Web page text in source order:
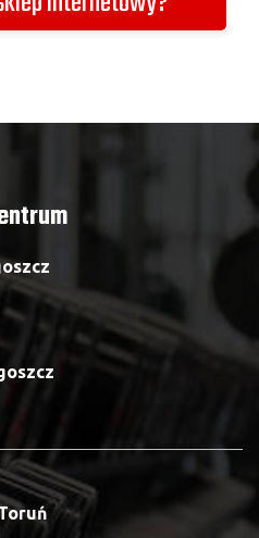
płatność kartą, BLIK